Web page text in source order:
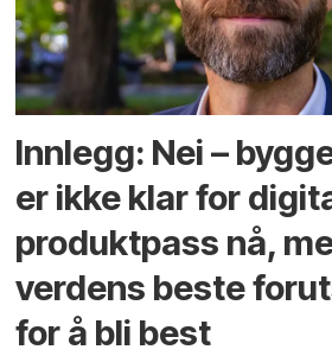
Innlegg: Nei –
er ikke klar for
produktpass nå,
verdens beste
for å bli best